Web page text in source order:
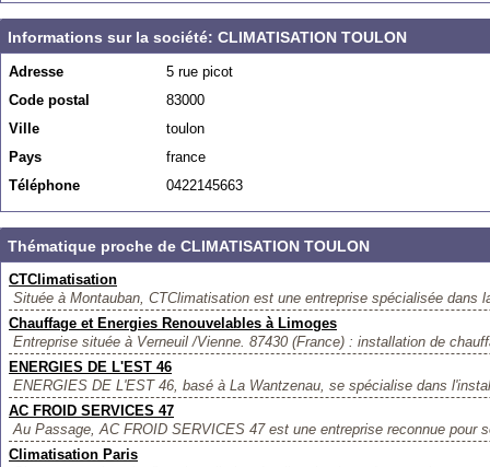
Informations sur la société: CLIMATISATION TOULON
Adresse
5 rue picot
Code postal
83000
Ville
toulon
Pays
france
Téléphone
0422145663
Thématique proche de CLIMATISATION TOULON
CTClimatisation
Située à Montauban, CTClimatisation est une entreprise spécialisée dans
Chauffage et Energies Renouvelables à Limoges
Entreprise située à Verneuil /Vienne. 87430 (France) : installation de
ENERGIES DE L'EST 46
ENERGIES DE L'EST 46, basé à La Wantzenau, se spécialise dans
AC FROID SERVICES 47
Au Passage, AC FROID SERVICES 47 est une entreprise reconnue pour
Climatisation Paris